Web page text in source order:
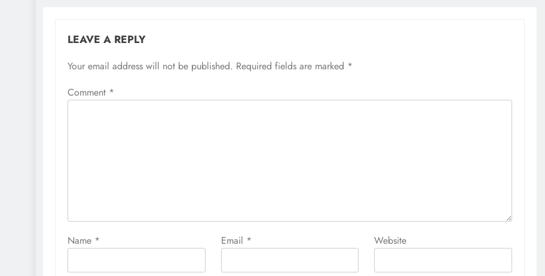
LEAVE A REPLY
Your email address will not be published. Required fields are marked *
Comment *
Name * Email * Website